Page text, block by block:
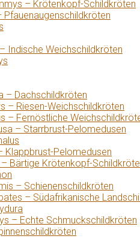
– Krötenkopf-Schildkröten
Pfauenaugenschildkröten
Indische Weichschildkröten
– Dachschildkröten
– Riesen-Weichschildkröten
– Fernöstliche
– Starrbrust-Pelomedusen
Klappbrust-Pelomedusen
Bärtige Krötenkopf-
– Schienenschildkröten
– Südafrikanische
– Echte Schmuckschildkröten